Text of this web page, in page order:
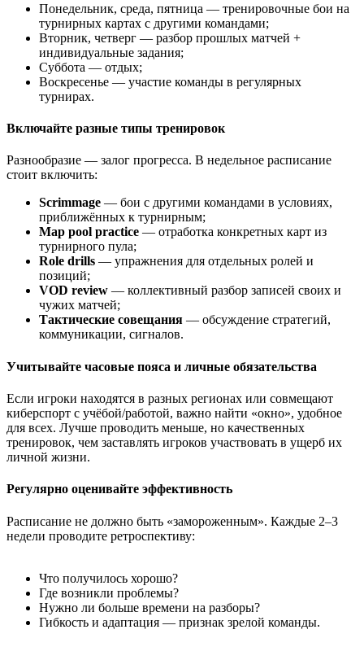
Понедельник, среда, пятница — тренировочные бои на
турнирных картах с другими командами;
Вторник, четверг — разбор прошлых матчей +
индивидуальные задания;
Суббота — отдых;
Воскресенье — участие команды в регулярных
турнирах.
Включайте разные типы тренировок
Разнообразие — залог прогресса. В недельное расписание
стоит включить:
Scrimmage — бои с другими командами в условиях,
приближённых к турнирным;
Map pool practice — отработка конкретных карт из
турнирного пула;
Role drills — упражнения для отдельных ролей и
позиций;
VOD review — коллективный разбор записей своих и
чужих матчей;
Тактические совещания — обсуждение стратегий,
коммуникации, сигналов.
Учитывайте часовые пояса и личные обязательства
Если игроки находятся в разных регионах или совмещают
киберспорт с учёбой/работой, важно найти «окно», удобное
для всех. Лучше проводить меньше, но качественных
тренировок, чем заставлять игроков участвовать в ущерб их
личной жизни.
Регулярно оценивайте эффективность
Расписание не должно быть «замороженным». Каждые 2–3
недели проводите ретроспективу:
Что получилось хорошо?
Где возникли проблемы?
Нужно ли больше времени на разборы?
Гибкость и адаптация — признак зрелой команды.